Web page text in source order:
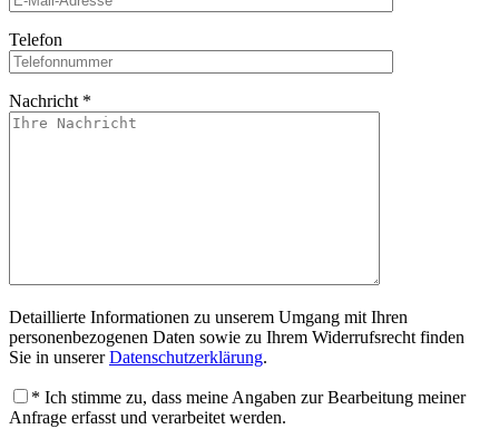
Telefon
Nachricht *
Detaillierte Informationen zu unserem Umgang mit Ihren
personenbezogenen Daten sowie zu Ihrem Widerrufsrecht finden
Sie in unsererDatenschutzerklärung.
* Ich stimme zu, dass meine Angaben zur Bearbeitung meiner
Anfrage erfasst und verarbeitet werden.